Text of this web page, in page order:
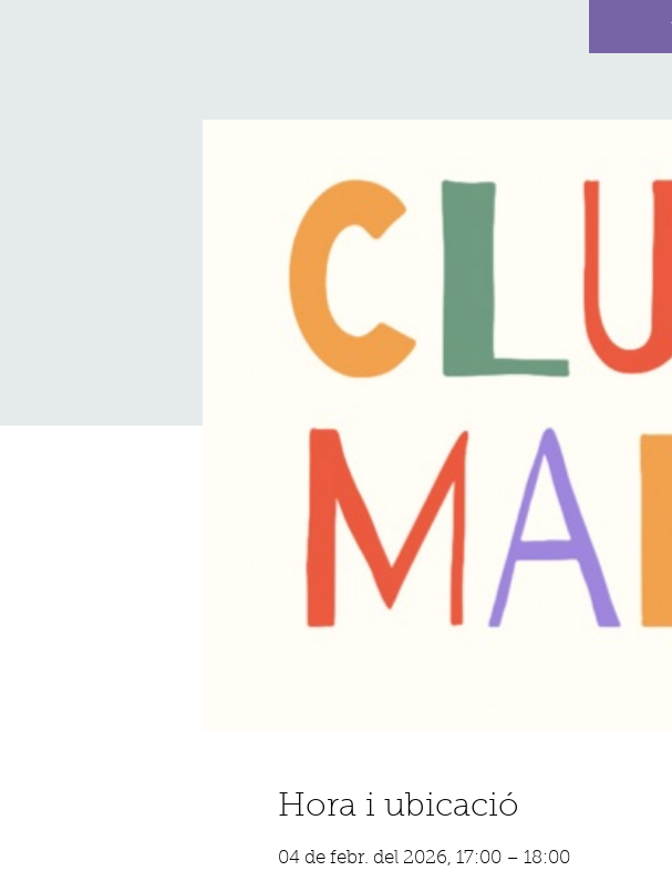
Hora i ubicació
04 de febr. del 2026, 17:00 – 18:00